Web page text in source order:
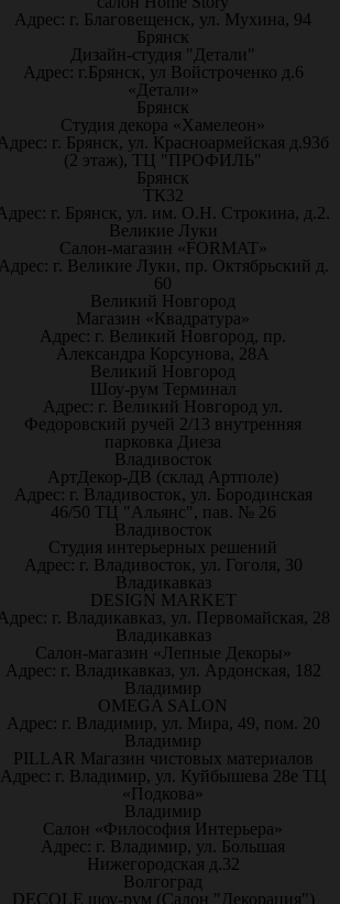
Адрес: г. Благовещенск, ул. Мухина, 94
Брянск
Дизайн-студия "Детали"
Адрес: г.Брянск, ул Войстроченко д.6
«Детали»
Брянск
Студия декора «Хамелеон»
г. Брянск, ул. Красноармейская д.93б
(2 этаж), ТЦ "ПРОФИЛЬ"
Брянск
ТК32
г. Брянск, ул. им. О.Н. Строкина, д.2.
Великие Луки
Салон-магазин «FORMAT»
г. Великие Луки, пр. Октябрьский д.
60
Великий Новгород
Магазин «Квадратура»
Адрес: г. Великий Новгород, пр.
Александра Корсунова, 28А
Великий Новгород
Шоу-рум Терминал
Адрес: г. Великий Новгород ул.
Федоровский ручей 2/13 внутренняя
парковка Диеза
Владивосток
АртДекор-ДВ (склад Артполе)
Адрес: г. Владивосток, ул. Бородинская
46/50 ТЦ "Альянс", пав. № 26
Владивосток
Студия интерьерных решений
Адрес: г. Владивосток, ул. Гоголя, 30
Владикавказ
DESIGN MARKET
г. Владикавказ, ул. Первомайская, 28
Владикавказ
Салон-магазин «Лепные Декоры»
Адрес: г. Владикавказ, ул. Ардонская, 182
Владимир
OMEGA SALON
Адрес: г. Владимир, ул. Мира, 49, пом. 20
Владимир
PILLAR Магазин чистовых материалов
Адрес: г. Владимир, ул. Куйбышева 28е ТЦ
«Подкова»
Владимир
Салон «Философия Интерьера»
Адрес: г. Владимир, ул. Большая
Нижегородская д.32
Волгоград
DECOLE шоу-рум (Салон "Декорация")